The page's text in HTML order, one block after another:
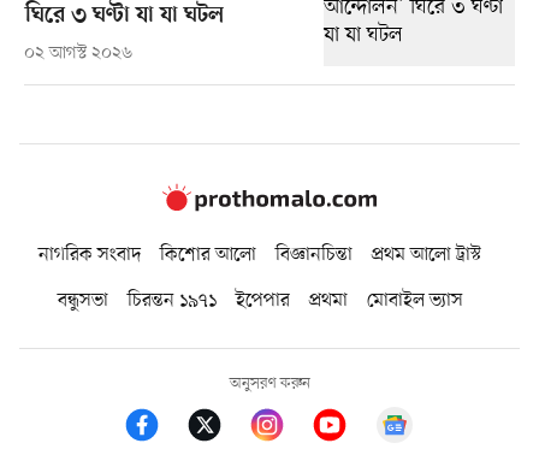
ঘিরে ৩ ঘণ্টা যা যা ঘটল
০২ আগস্ট ২০২৬
নাগরিক সংবাদ কিশোর আলো বিজ্ঞানচিন্তা
প্রথম আলো ট্রাস্ট
বন্ধুসভা
চিরন্তন ১৯৭১ ইপেপার প্রথমা মোবাইল ভ্যাস
অনুসরণ করুন